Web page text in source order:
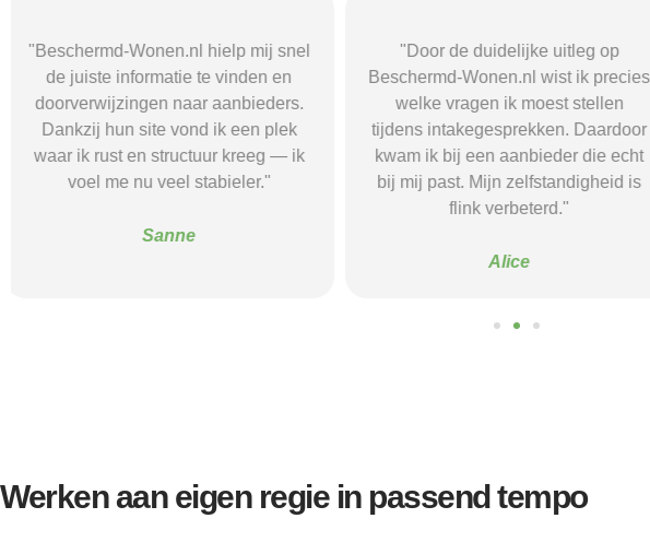
"Door de duidelijke uitleg op
Beschermd-Wonen.nl wist ik precies
welke vragen ik moest stellen
tijdens intakegesprekken. Daardoor
kwam ik bij een aanbieder die echt
bij mij past. Mijn zelfstandigheid is
"Ik was onzeker en verdwaald in alle
termen en opties. Beschermd-
Wonen.nl maakte het helder en
leidde me naar een passende
zorgaanbieder. Het heeft me tijd en
stress bespaard en mijn herstel een
goede start gegeven."
Kevin
Werken aan eigen regie in passend tempo